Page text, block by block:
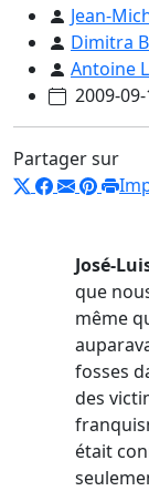
Jean-
Dimitra
Antoine
2009-
Partager sur
José-
que
même
fosses
des
était